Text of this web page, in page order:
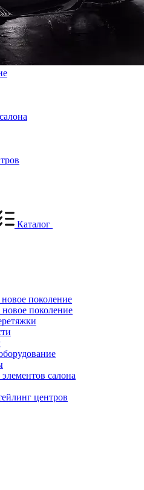
Каталог
поколение
поколение
салона
центров